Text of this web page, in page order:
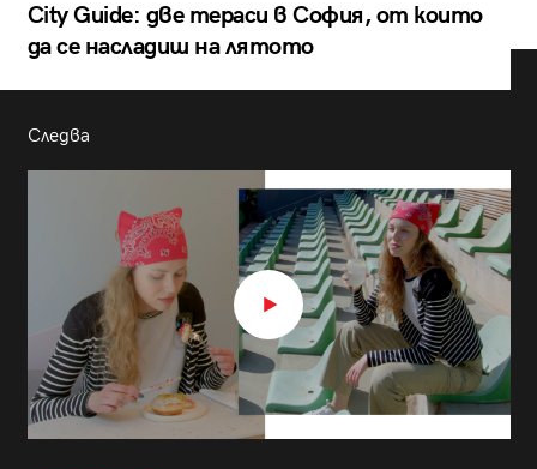
City Guide: две тераси в София, от които
да се насладиш на лятото
Следва